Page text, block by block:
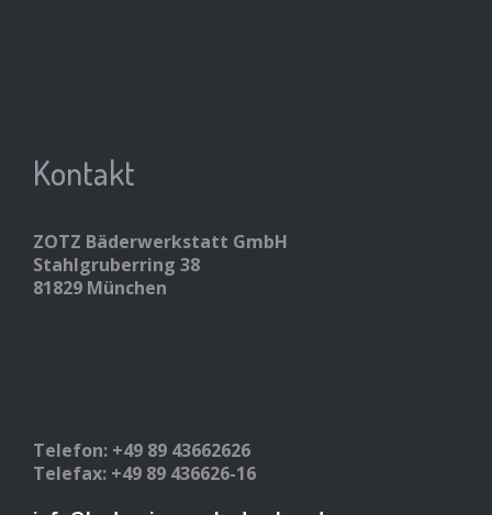
Kontakt
ZOTZ Bäderwerkstatt GmbH
Stahlgruberring 38
81829 München
Telefon: +49 89 43662626
Telefax: +49 89 436626-16